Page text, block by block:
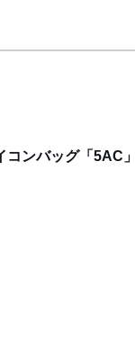
コンバッグ「